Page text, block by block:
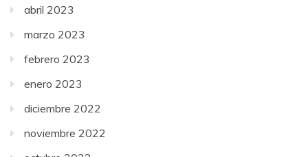
abril 2023
marzo 2023
febrero 2023
enero 2023
diciembre 2022
noviembre 2022